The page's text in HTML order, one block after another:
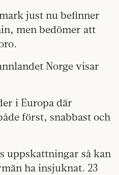
just nu befinner
men bedömer att
Norge visar
i Europa där
först, snabbast och
uppskattningar så kan
ha insjuknat. 23